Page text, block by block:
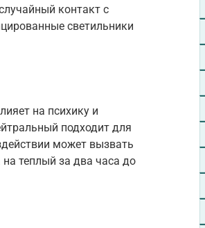
контакт с
светильники
на психику и
подходит для
может вызвать
на теплый за два часа до